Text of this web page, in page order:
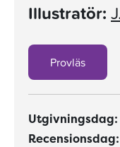
Illustratör:
Provläs
Utgivningsdag:
Recensionsdag: